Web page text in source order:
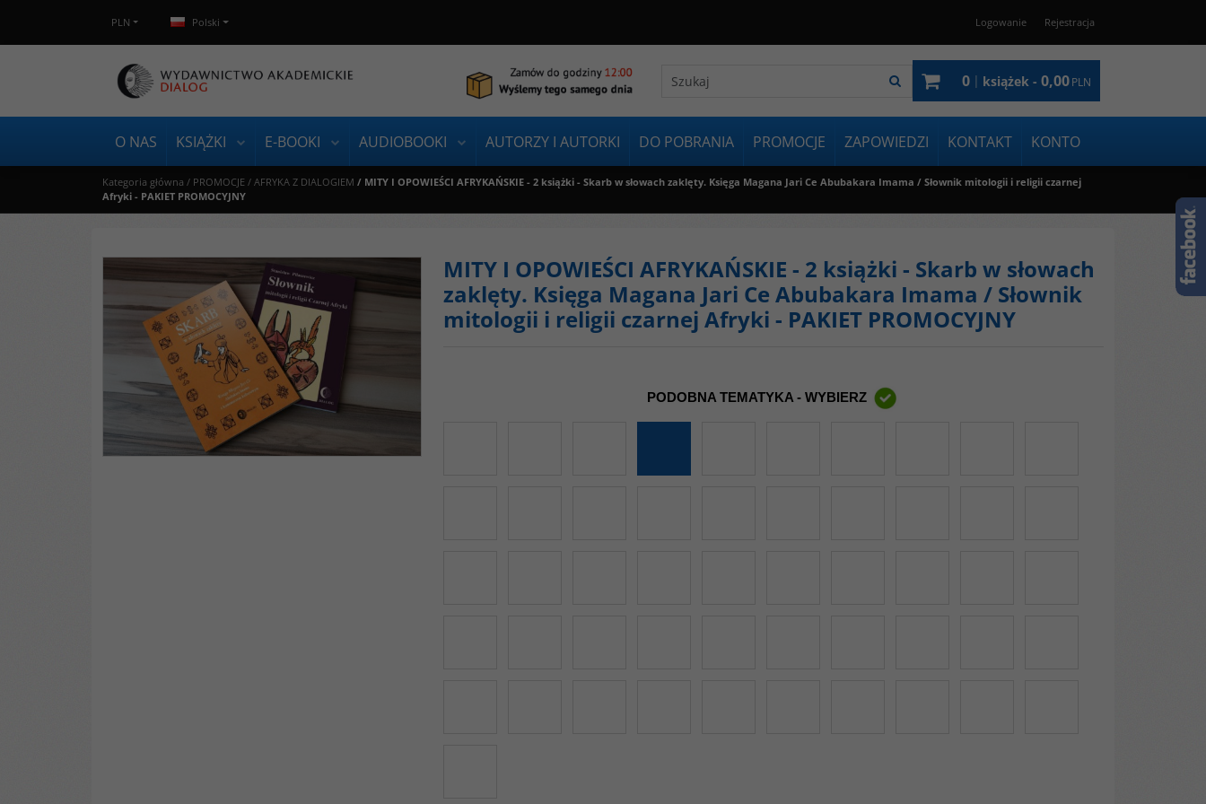
PLN Polski Logowanie Rejestracja
0 | książek - 0,00PLN
O NAS KSIĄŻKI E-BOOKI AUDIOBOOKI AUTORZY I AUTORKI DO POBRANIA PROMOCJE ZAPOWIEDZI KONTAKT KONTO
Kategoria główna / PROMOCJE / AFRYKA Z DIALOGIEM / MITY I OPOWIEŚCI AFRYKAŃSKIE - 2 książki - Skarb w słowach zaklęty. Księga Magana Jari Ce Abubakara Imama / Słownik mitologii i religii czarnej
Afryki - PAKIET PROMOCYJNY
MITY I OPOWIEŚCI AFRYKAŃSKIE - 2 książki - Skarb w słowach
zaklęty. Księga Magana Jari Ce Abubakara Imama / Słownik
mitologii i religii czarnej Afryki - PAKIET PROMOCYJNY
PODOBNA TEMATYKA - WYBIERZ